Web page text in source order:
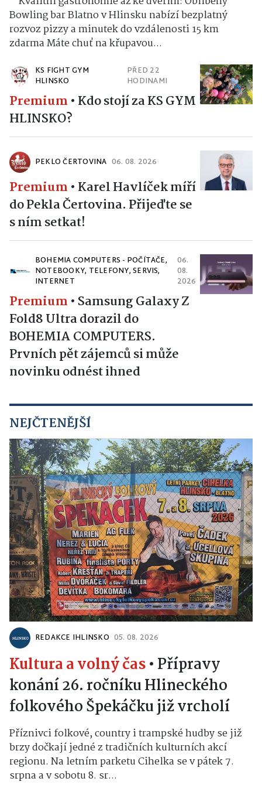
Bowling bar Blatno v Hlinsku nabízí bezplatný
rozvoz pizzy a minutek do vzdálenosti 15 km
zdarma Máte chuť na křupavou...
KS FIGHT GYM
HLINSKO
PŘED 22
HODINAMI
Premium • Kdo stojí za KS GYM
HLINSKO?
PEKLO ČERTOVINA 06. 08. 2026
Premium • Karel Havlíček míří
do Pekla Čertovina. Přijeďte se
s ním setkat!
BOHEMIA COMPUTERS - POČÍTAČE,
NOTEBOOKY, TELEFONY, SERVIS,
INTERNET
06.
08.
2026
Premium • Samsung Galaxy Z
Fold8 Ultra dorazil do
BOHEMIA COMPUTERS.
Prvních pět zájemců si může
novinku odnést ihned
NEJČTENĚJŠÍ
REDAKCE IHLINSKO 05. 08. 2026
Kultura a volný čas• Přípravy
konání 26. ročníku Hlineckého
folkového Špekáčku již vrcholí
Příznivci folkové, country i trampské hudby se již
brzy dočkají jedné z tradičních kulturních akcí
regionu. Na letním parketu Cihelka se v pátek 7.
srpna a v sobotu 8. sr...